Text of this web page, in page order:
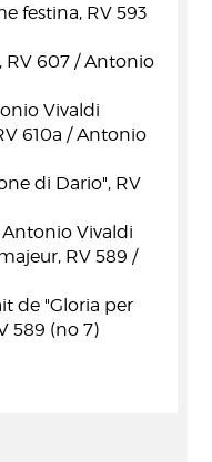
festina, RV 593
RV 607 / Antonio
Vivaldi
610a / Antonio
di Dario", RV
Antonio Vivaldi
RV 589 /
de "Gloria per
589 (no 7)